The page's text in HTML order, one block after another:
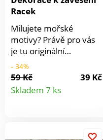
Racek
Milujete mořské
motivy? Právě pro vás
je tu originální
dekorace k
zavěšení.Ptačí budka s
plasticky vyobrazeným
rackem a provazový
- 34%
59 Kč
39 Kč
Skladem 7 ks
Detail